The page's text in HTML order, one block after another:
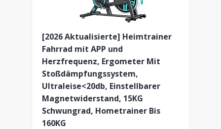
[2026 Aktualisierte] Heimtrainer
Fahrrad mit APP und
Herzfrequenz, Ergometer Mit
Stoßdämpfungssystem,
Ultraleise<20db, Einstellbarer
Magnetwiderstand, 15KG
Schwungrad, Hometrainer Bis
160KG